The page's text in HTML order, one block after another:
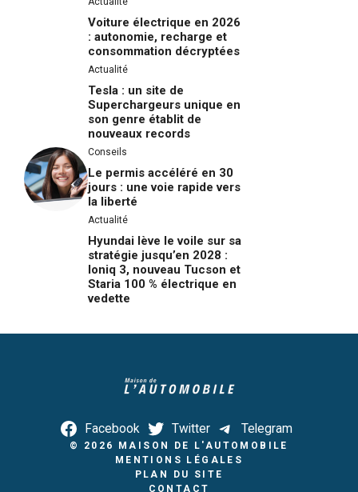
Voiture électrique en 2026
: autonomie, recharge et
consommation décryptées
Actualité
Tesla : un site de
Superchargeurs unique en
son genre établit de
nouveaux records
Conseils
Le permis accéléré en 30
jours : une voie rapide vers
la liberté
Actualité
Hyundai lève le voile sur sa
stratégie jusqu’en 2028 :
Ioniq 3, nouveau Tucson et
Staria 100 % électrique en
vedette
Facebook Twitter Telegram
© 2026
MAISON DE L'AUTOMOBILE
MENTIONS LÉGALES
PLAN DU SITE
CONTACT